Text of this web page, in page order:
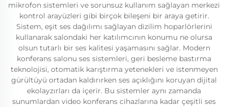
mikrofon sistemleri ve sorunsuz kullanım sağlayan merkezi
kontrol arayüzleri gibi birçok bileşeni bir araya getirir.
Sistem, eşit ses dağılımı sağlayan dizilim hoparlörlerini
kullanarak salondaki her katılımcının konumu ne olursa
olsun tutarlı bir ses kalitesi yaşamasını sağlar. Modern
konferans salonu ses sistemleri, geri besleme bastırma
teknolojisi, otomatik karıştırma yetenekleri ve istenmeyen
gürültüyü ortadan kaldırırken ses açıklığını koruyan dijital
ekolayzırları da içerir. Bu sistemler aynı zamanda
sunumlardan video konferans cihazlarına kadar çeşitli ses